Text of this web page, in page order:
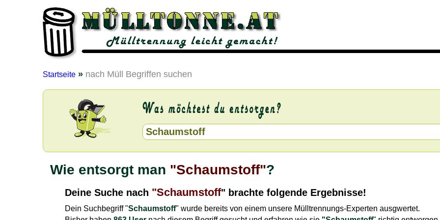
Startseite » nach Müll Begriffen suchen
Wie entsorgt man "Schaumstoff"?
Deine Suche nach "Schaumstoff" brachte folgende Ergebnisse!
Dein Suchbegriff "Schaumstoff" wurde bereits von einem unsere Mülltrennungs-Experten ausgwertet.